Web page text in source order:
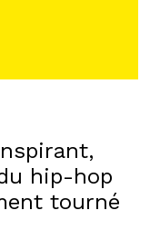
hip-hop
tourné